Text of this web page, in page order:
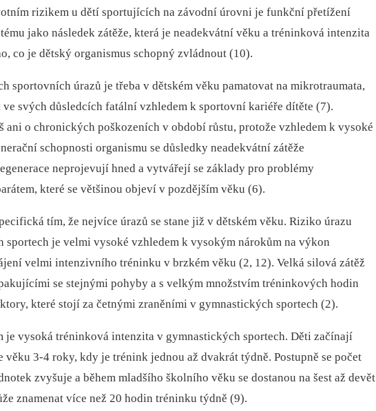
rizikem u dětí sportujících na závodní úrovni je funkční přetížení
jako následek zátěže, která je neadekvátní věku a tréninková intenzita
co je dětský organismus schopný zvládnout (10).
sportovních úrazů je třeba v dětském věku pamatovat na mikrotraumata,
ve svých důsledcích fatální vzhledem k sportovní kariéře dítěte (7).
ani o chronických poškozeních v období růstu, protože vzhledem k vysoké
schopnosti organismu se důsledky neadekvátní zátěže
neprojevují hned a vytvářejí se základy pro problémy
které se většinou objeví v pozdějším věku (6).
tím, že nejvíce úrazů se stane již v dětském věku. Riziko úrazu
sportech je velmi vysoké vzhledem k vysokým nárokům na výkon
velmi intenzivního tréninku v brzkém věku (2, 12). Velká silová zátěž
se stejnými pohyby a s velkým množstvím tréninkových hodin
které stojí za četnými zraněními v gymnastických sportech (2).
je vysoká tréninková intenzita v gymnastických sportech. Děti začínají
věku 3-4 roky, kdy je trénink jednou až dvakrát týdně. Postupně se počet
zvyšuje a během mladšího školního věku se dostanou na šest až devět
znamenat více než 20 hodin tréninku týdně (9).